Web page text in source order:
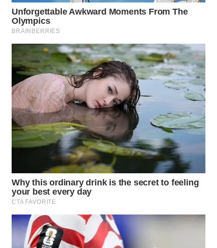
WN
WN
CIREBON
WN
INDRAMAYU
WN
KUNINGAN
WN
MAJALENGKA
WN
SUBANG
WN